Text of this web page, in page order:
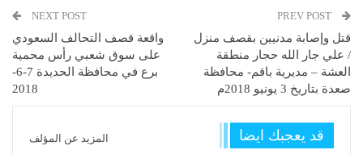
قتل وإصابة مدنيين بقصف منزل
/ علي جار الله حجار منطقة
العشة – مديرية باقم- محافظة
صعدة بتاريخ 3 يونيو 2018م
NEXT POST
واقعة قصف التحالف السعودي
على سوق شعبي رأس محمية
برع في محافظة الحديدة 7-6-
2018
قد يعجبك ايضا المزيد عن المؤلف